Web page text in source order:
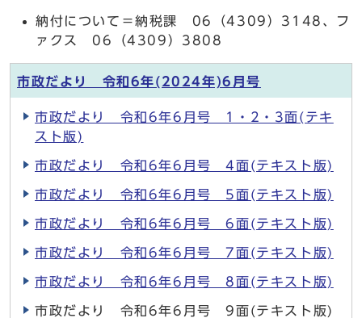
納付について＝納税課 06（4309）3148、フ
ァクス 06（4309）3808
市政だより 令和6年(2024年)6月号
市政だより 令和6年6月号 1・2・3面(テキ
スト版)
市政だより 令和6年6月号 4面(テキスト版)
市政だより 令和6年6月号 5面(テキスト版)
市政だより 令和6年6月号 6面(テキスト版)
市政だより 令和6年6月号 7面(テキスト版)
市政だより 令和6年6月号 8面(テキスト版)
市政だより 令和6年6月号 9面(テキスト版)